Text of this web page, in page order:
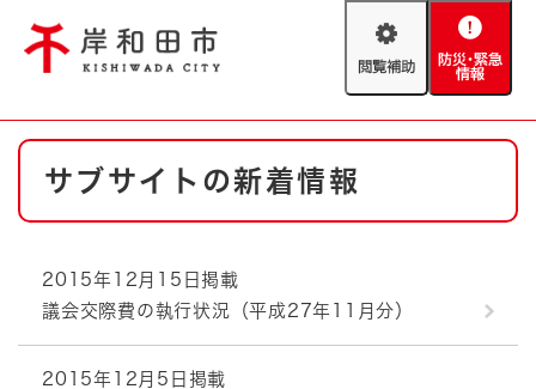
閲
助
防
緊
やさしい日本語
文字サイズ 標準 拡大
背景色変更 白 黒 青
防災・緊急情報 救急・消防
ハザードマップ AED設置箇所
とじる
本
サブサイトの新着情報
2015年12月15日掲載
議会交際費の執行状況（平成27年11月分）
2015年12月5日掲載